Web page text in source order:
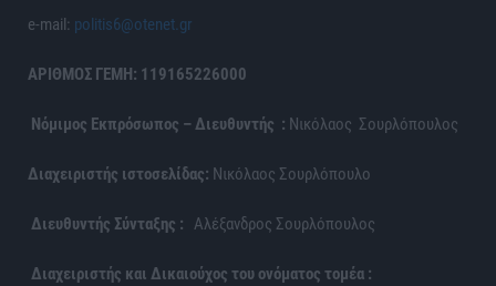
e-mail: politis6@otenet.gr
ΑΡΙΘΜΟΣ ΓΕΜΗ: 119165226000
Νόμιμος Εκπρόσωπος – Διευθυντής : Νικόλαος Σουρλόπουλος
Διαχειριστής ιστοσελίδας: Νικόλαος Σουρλόπουλο
Διευθυντής Σύνταξης : Αλέξανδρος Σουρλόπουλος
Διαχειριστής και Δικαιούχος του ονόματος τομέα :